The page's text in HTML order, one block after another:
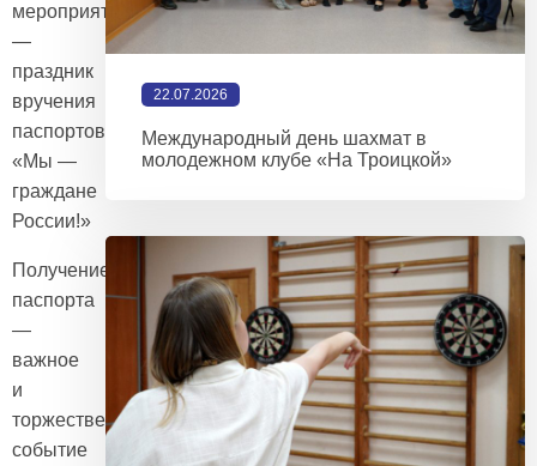
мероприятие
—
праздник
вручения
паспортов
«Мы —
граждане
России!»
Получение
паспорта
—
важное
и
торжественное
событие
22.07.2026
Международный день шахмат в
молодежном клубе «На Троицкой»